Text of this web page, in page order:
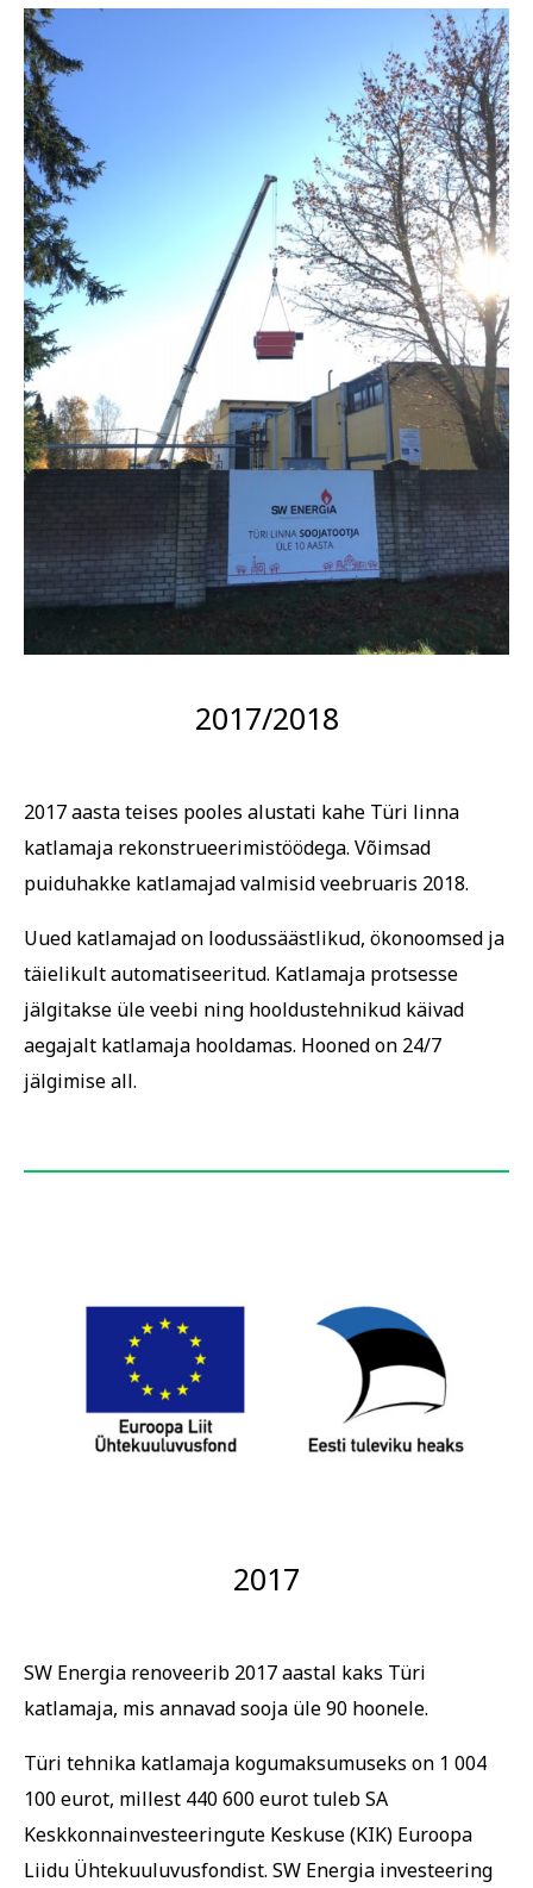
2017/2018
2017 aasta teises pooles alustati kahe Türi linna
katlamaja rekonstrueerimistöödega. Võimsad
puiduhakke katlamajad valmisid veebruaris 2018.
Uued katlamajad on loodussäästlikud, ökonoomsed ja
täielikult automatiseeritud. Katlamaja protsesse
jälgitakse üle veebi ning hooldustehnikud käivad
aegajalt katlamaja hooldamas. Hooned on 24/7
jälgimise all.
2017
SW Energia renoveerib 2017 aastal kaks Türi
katlamaja, mis annavad sooja üle 90 hoonele.
Türi tehnika katlamaja kogumaksumuseks on 1 004
100 eurot, millest 440 600 eurot tuleb SA
Keskkonnainvesteeringute Keskuse (KIK) Euroopa
Liidu Ühtekuuluvusfondist. SW Energia investeering